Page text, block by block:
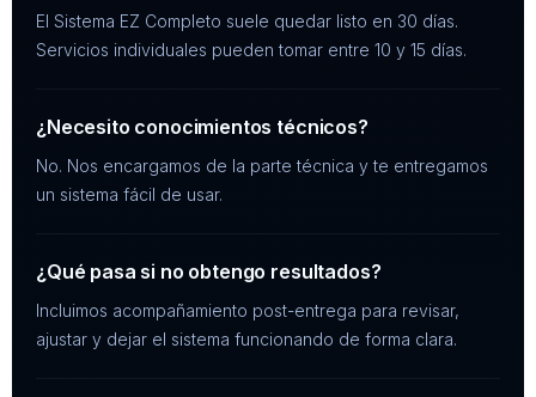
El Sistema EZ Completo suele quedar listo en 30 días.
Servicios individuales pueden tomar entre 10 y 15 días.
¿Necesito conocimientos técnicos?
No. Nos encargamos de la parte técnica y te entregamos
un sistema fácil de usar.
¿Qué pasa si no obtengo resultados?
Incluimos acompañamiento post-entrega para revisar,
ajustar y dejar el sistema funcionando de forma clara.